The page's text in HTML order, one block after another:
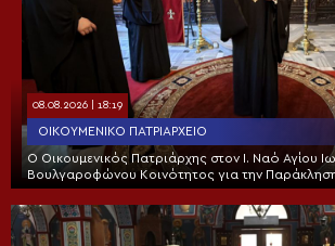
08.08.2026 | 18:19
ΟΙΚΟΥΜΕΝΙΚΌ ΠΑΤΡΙΑΡΧΕΊΟ
Ο Οικουμενικός Πατριάρχης στον I. Ναό Αγίου
Βουλγαροφώνου Κοινότητος για την